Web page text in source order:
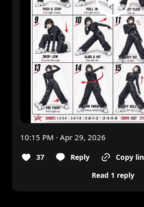
10:15 PM · Apr 29, 2026
37 Reply
Copy
Read 1 reply